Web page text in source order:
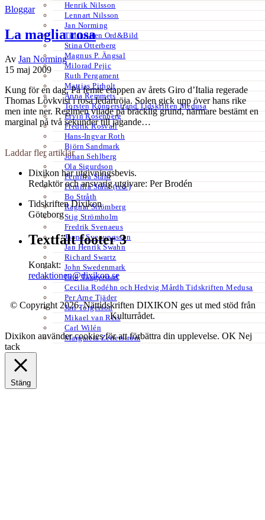
Henrik Nilsson
Lennart Nilsson
Jan Norming
Tidskriften Ord&Bild
Stina Otterberg
Magnus P. Ängsal
Milorad Pejic
Ruth Pergament
Mattias Pirholt
Anna Remmets
Torsten Rönnerstrand Tidskriften Medusa
Ervin Rosenberg
Fredrik Rosvall
Hans-Ingvar Roth
Björn Sandmark
Johan Sehlberg
Ola Sigurdson
Pernilla Ståhl
Pernilla Ståhl (red.)
Bo Stråth
Ragnar Strömberg
Stig Strömholm
Fredrik Svenaeus
Jayne Svenungsson
Jan Henrik Swahn
Richard Swartz
John Swedenmark
Erik Tängerstad
Cecilia Rodéhn och Hedvig Mårdh Tidskriften Medusa
Per Arne Tjäder
Jarl Torgerson
Mikael van Reis
Carl Wilén
Margareta Zetterström
Bloggar
La maglia rosa
Av Jan Norming
15 maj 2009
Kung för en dag. På femte etappen av årets Giro d’Italia regerade
Thomas Lövkvist i rosa ledartröja. Solen gick upp över hans rike
men inte ner. Regimen vilade på bräcklig grund, närmare bestämt en
marginal på två sekunder till jagande…
Laddar fler artiklar
Dixikon har utgivningsbevis.
Redaktör och ansvarig utgivare: Per Brodén
Tidskriften Dixikon
Göteborg
Textfält footer 3
Kontakt:
redaktionen@dixikon.se
© Copyright 2026. Nättidskriften DIXIKON ges ut med stöd från
Kulturrådet.
Dixikon använder cookies för att förbättra din upplevelse.OK Nej
tack
Stäng